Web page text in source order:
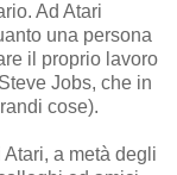
Ad Atari
una persona
il proprio lavoro
Jobs, che in
cose).
a metà degli